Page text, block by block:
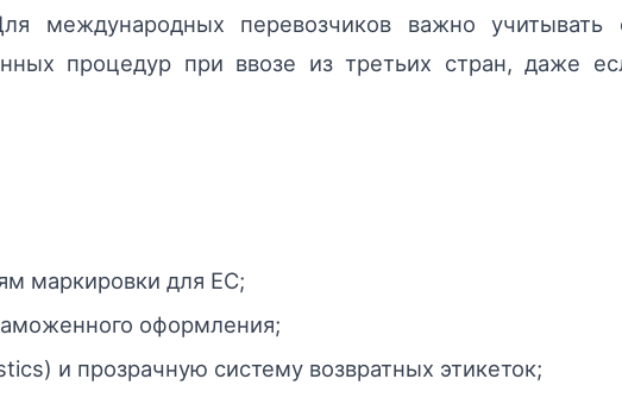
международных перевозчиков важно учитывать
процедур при ввозе из третьих стран, даже
маркировки для ЕС;
оформления;
и прозрачную систему возвратных этикеток;